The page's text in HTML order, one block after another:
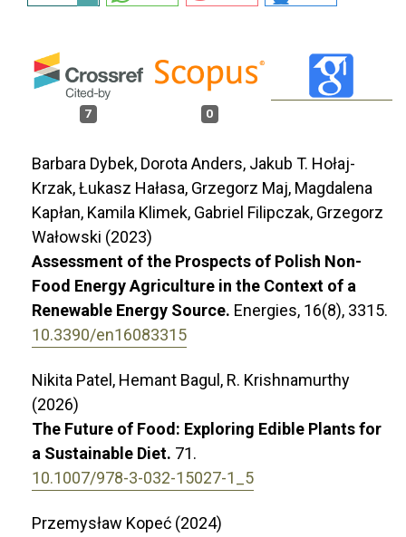
7 0
Barbara Dybek, Dorota Anders, Jakub T. Hołaj-
Krzak, Łukasz Hałasa, Grzegorz Maj, Magdalena
Kapłan, Kamila Klimek, Gabriel Filipczak, Grzegorz
Wałowski (2023)
Assessment of the Prospects of Polish Non-
Food Energy Agriculture in the Context of a
Renewable Energy Source. Energies, 16(8), 3315.
10.3390/en16083315
Nikita Patel, Hemant Bagul, R. Krishnamurthy
(2026)
The Future of Food: Exploring Edible Plants for
a Sustainable Diet. 71.
10.1007/978-3-032-15027-1_5
Przemysław Kopeć (2024)